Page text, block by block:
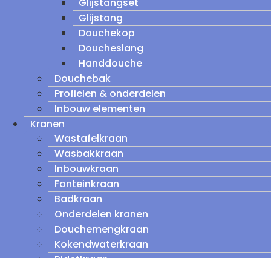
Glijstang
Douchekop
Doucheslang
Handdouche
Douchebak
Profielen & onderdelen
Inbouw elementen
Kranen
Wastafelkraan
Wasbakkraan
Inbouwkraan
Fonteinkraan
Badkraan
Onderdelen kranen
Douchemengkraan
Kokendwaterkraan